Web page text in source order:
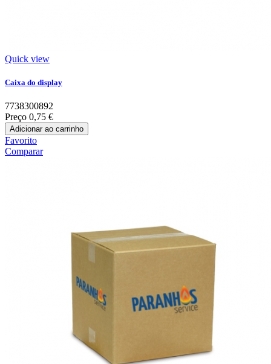
Quick view
Caixa do display
7738300892
Preço 0,75 €
Adicionar ao carrinho
Favorito
Comparar